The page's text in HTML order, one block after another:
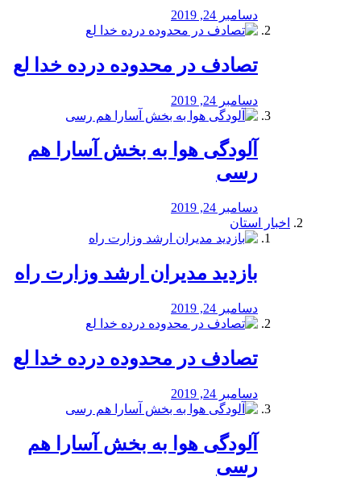
دسامبر 24, 2019
تصادف در محدوده درده خدا لع
دسامبر 24, 2019
آلودگی هوا به بخش آسارا هم
رسی
دسامبر 24, 2019
اخبار استان
بازدید مدیران ارشد وزارت راه
دسامبر 24, 2019
تصادف در محدوده درده خدا لع
دسامبر 24, 2019
آلودگی هوا به بخش آسارا هم
رسی